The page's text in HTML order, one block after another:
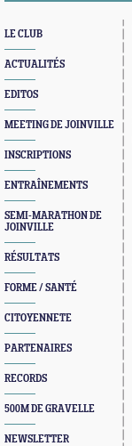
LE CLUB
ACTUALITÉS
EDITOS
MEETING DE JOINVILLE
INSCRIPTIONS
ENTRAÎNEMENTS
SEMI-MARATHON DE
JOINVILLE
RÉSULTATS
FORME / SANTÉ
CITOYENNETE
PARTENAIRES
RECORDS
500M DE GRAVELLE
NEWSLETTER